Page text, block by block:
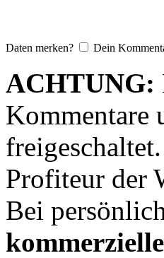
Daten merken? Dein
ACHTUNG:
Kommentare
Profiteur der
Bei